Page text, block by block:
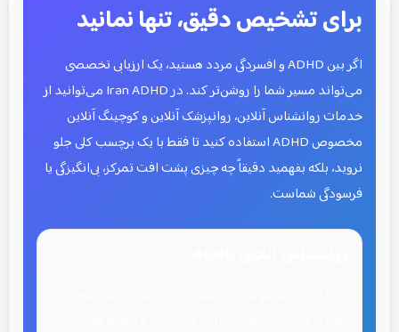
برای تشخیص دقیق، تنها نمانید
اگر بین ADHD و افسردگی مردد هستید، یک ارزیابی تخصصی
می‌تواند مسیر شما را روشن‌تر کند. در Iran ADHD می‌توانید از
خدمات روانشناس آنلاین، روانپزشک آنلاین و کوچینگ آنلاین
مخصوص ADHD استفاده کنید تا فقط با یک برچسب کلی جلو
نروید، بلکه بفهمید دقیقاً چه چیزی پشت افت تمرکز، بی‌انگیزگی یا
فرسودگی شماست.